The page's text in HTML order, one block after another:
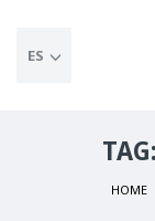
ES
HOME